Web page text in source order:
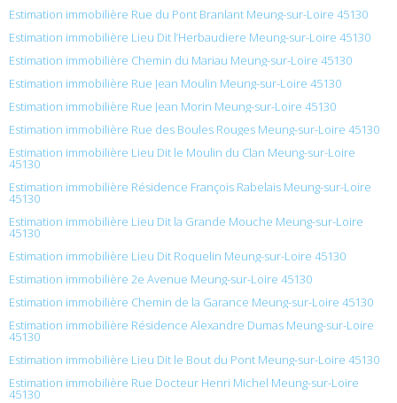
Estimation immobilière Rue du Pont Branlant Meung-sur-Loire 45130
Estimation immobilière Lieu Dit l’Herbaudiere Meung-sur-Loire 45130
Estimation immobilière Chemin du Mariau Meung-sur-Loire 45130
Estimation immobilière Rue Jean Moulin Meung-sur-Loire 45130
Estimation immobilière Rue Jean Morin Meung-sur-Loire 45130
Estimation immobilière Rue des Boules Rouges Meung-sur-Loire 45130
Estimation immobilière Lieu Dit le Moulin du Clan Meung-sur-Loire
45130
Estimation immobilière Résidence François Rabelais Meung-sur-Loire
45130
Estimation immobilière Lieu Dit la Grande Mouche Meung-sur-Loire
45130
Estimation immobilière Lieu Dit Roquelin Meung-sur-Loire 45130
Estimation immobilière 2e Avenue Meung-sur-Loire 45130
Estimation immobilière Chemin de la Garance Meung-sur-Loire 45130
Estimation immobilière Résidence Alexandre Dumas Meung-sur-Loire
45130
Estimation immobilière Lieu Dit le Bout du Pont Meung-sur-Loire 45130
Estimation immobilière Rue Docteur Henri Michel Meung-sur-Loire
45130